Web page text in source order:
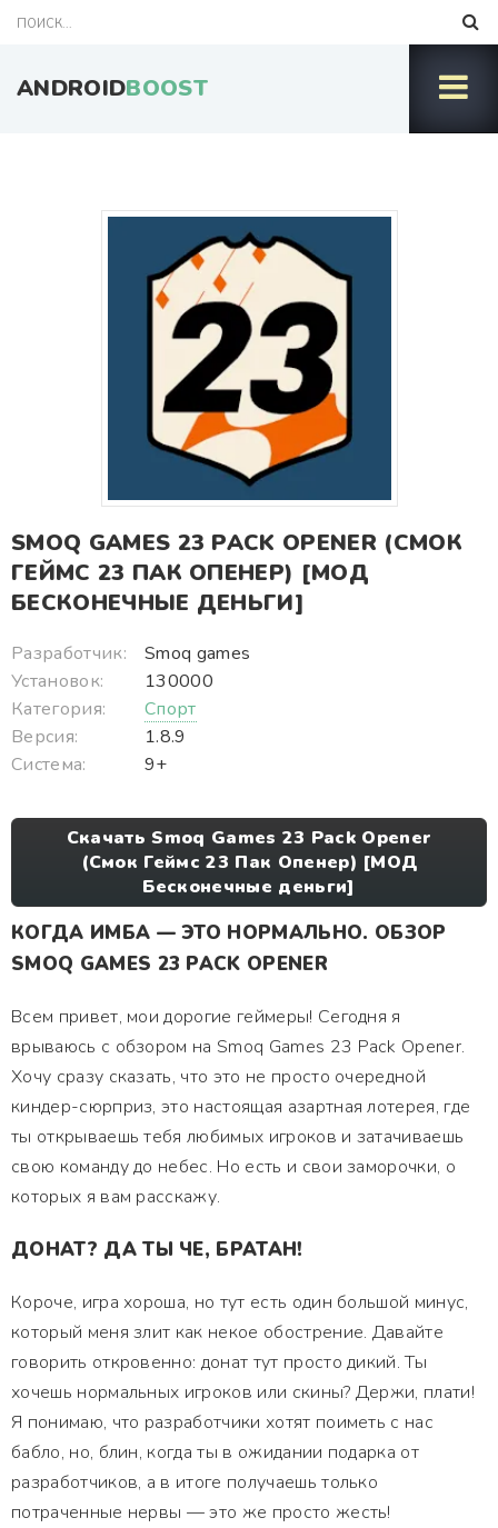
ANDROIDBOOST
SMOQ GAMES 23 PACK OPENER (СМОК
ГЕЙМС 23 ПАК ОПЕНЕР) [МОД
БЕСКОНЕЧНЫЕ ДЕНЬГИ]
Разработчик:
Smoq games
Установок:
130000
Категория:
Спорт
Версия:
1.8.9
Система:
9+
Скачать Smoq Games 23 Pack Opener
(Смок Геймс 23 Пак Опенер) [МОД
Бесконечные деньги]
КОГДА ИМБА — ЭТО НОРМАЛЬНО. ОБЗОР
SMOQ GAMES 23 PACK OPENER
Всем привет, мои дорогие геймеры! Сегодня я
врываюсь с обзором на Smoq Games 23 Pack Opener.
Хочу сразу сказать, что это не просто очередной
киндер-сюрприз, это настоящая азартная лотерея, где
ты открываешь тебя любимых игроков и затачиваешь
свою команду до небес. Но есть и свои заморочки, о
которых я вам расскажу.
ДОНАТ? ДА ТЫ ЧЕ, БРАТАН!
Короче, игра хороша, но тут есть один большой минус,
который меня злит как некое обострение. Давайте
говорить откровенно: донат тут просто дикий. Ты
хочешь нормальных игроков или скины? Держи, плати!
Я понимаю, что разработчики хотят поиметь с нас
бабло, но, блин, когда ты в ожидании подарка от
разработчиков, а в итоге получаешь только
потраченные нервы — это же просто жесть!